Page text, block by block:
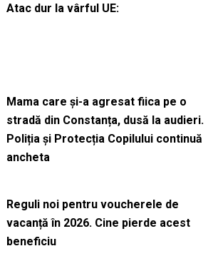
Atac dur la vârful UE:
Mama care și-a agresat fiica pe o
stradă din Constanța, dusă la audieri.
Poliția și Protecția Copilului continuă
ancheta
Reguli noi pentru voucherele de
vacanță în 2026. Cine pierde acest
beneficiu